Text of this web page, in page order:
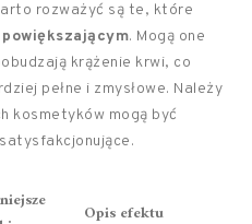
rozważyć są te, które
powiększającym. Mogą one
krążenie krwi, co
pełne i zmysłowe. Należy
kosmetyków mogą być
Opis efektu